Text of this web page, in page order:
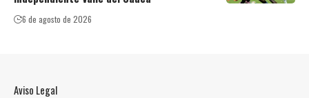
6 de agosto de 2026
Aviso Legal